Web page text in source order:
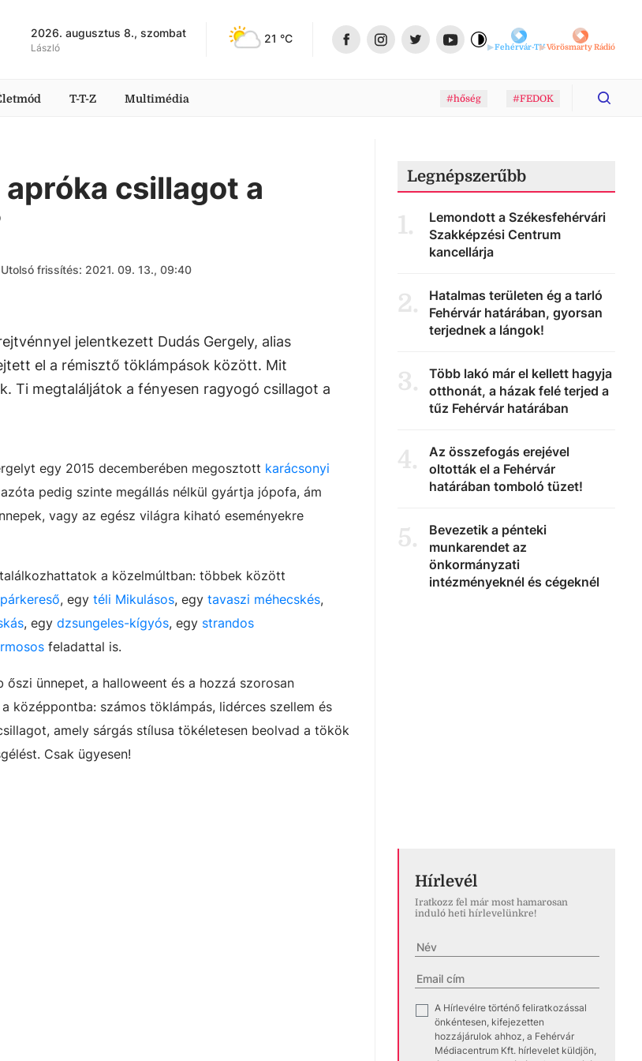
2026. augusztus 8., szombat
László
21 °C
Fehérvár-TVVörösmarty Rádió
T-T-Z Multimédia #hőség #FEDOK
csillagot a
Utolsó frissítés: 2021. 09. 13., 09:40
jelentkezett Dudás Gergely, alias
el a rémisztő töklámpások között. Mit
Ti megtaláljátok a fényesen ragyogó csillagot a
egy 2015 decemberében megosztott karácsonyi
pedig szinte megállás nélkül gyártja jópofa, ám
vagy az egész világra kiható eseményekre
a közelmúltban: többek között
, egy téli Mikulásos, egy tavaszi méhecskés,
, egy dzsungeles-kígyós, egy strandos
feladattal is.
ünnepet, a halloweent és a hozzá szorosan
középpontba: számos töklámpás, lidérces szellem és
amely sárgás stílusa tökéletesen beolvad a tökök
Csak ügyesen!
Legnépszerűbb
1.
Lemondott a Székesfehérvári
Szakképzési Centrum
kancellárja
2.
Hatalmas területen ég a tarló
Fehérvár határában, gyorsan
terjednek a lángok!
3.
Több lakó már el kellett hagyja
otthonát, a házak felé terjed a
tűz Fehérvár határában
4.
Az összefogás erejével
oltották el a Fehérvár
határában tomboló tüzet!
5.
Bevezetik a pénteki
munkarendet az
önkormányzati
intézményeknél és cégeknél
Hírlevél
Iratkozz fel már most hamarosan
induló heti hírlevelünkre!
A Hírlevélre történő feliratkozással
önkéntesen, kifejezetten
hozzájárulok ahhoz, a Fehérvár
Médiacentrum Kft. hírlevelet küldjön,